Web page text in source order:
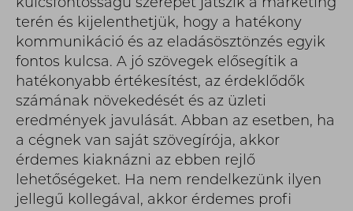
kulcsfontosságú szerepet játszik a marketing
terén és kijelenthetjük, hogy a hatékony
kommunikáció és az eladásösztönzés egyik
fontos kulcsa. A jó szövegek elősegítik a
hatékonyabb értékesítést, az érdeklődők
számának növekedését és az üzleti
eredmények javulását. Abban az esetben, ha
a cégnek van saját szövegírója, akkor
érdemes kiaknázni az ebben rejlő
lehetőségeket. Ha nem rendelkezünk ilyen
jellegű kollegával, akkor érdemes profi